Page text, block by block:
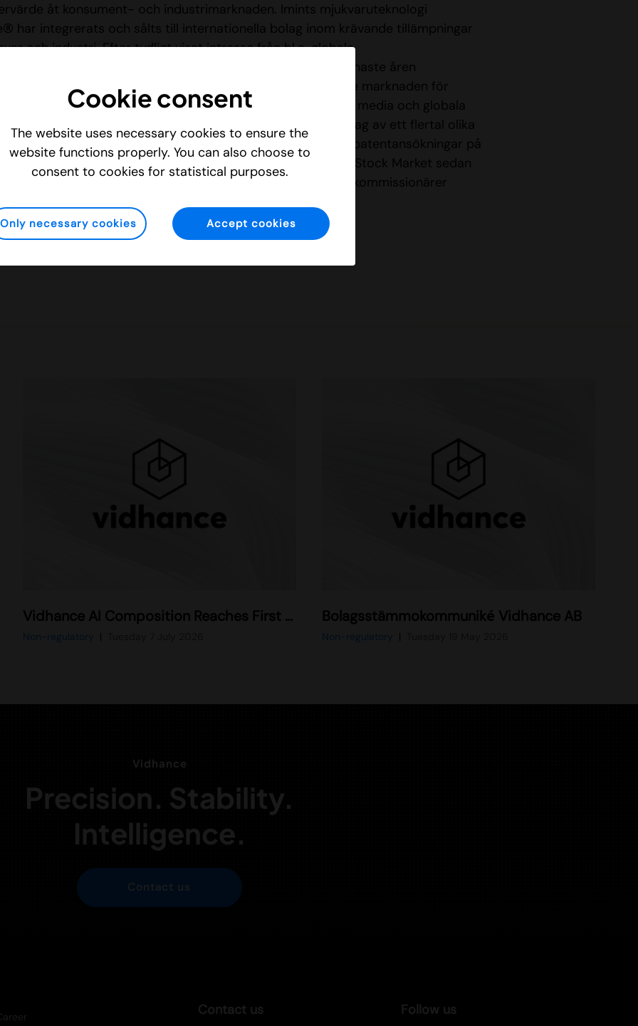
åt konsument- och industrimarknaden. Imints mjukvaruteknologi
har integrerats och sålts till internationella bolag inom krävande tillämpningar
och industri. Efter tydligt visat intresse från bl.a. globala
har Imints mjukvaruplattform, Vidhance, de senaste åren
och anpassats till att adressera den snabbt växande marknaden för
som inkluderar smartphonetillverkare, social- och online media och globala
samt andra mobila kameraprodukter. Vidhance består idag av ett flertal olika
funktioner, delvis patenterade och med ytterligare patentansökningar på
IMINT Image Intelligence AB:s aktie är noterad på Spotlight Stock Market sedan
under kortnamnet IMINT och handlas via banker och fondkommissionärer
Vidhance AI Composition Reaches First Commercial Release in Leading Smartphone
Non-regulatory
Bolagsstämmokommuniké Vidhance AB
Non-regulatory
Vidhance
Precision. Stability.
Intelligence.
Contact us
Contact us Follow us
Cookie consent
The website uses necessary cookies to ensure the
website functions properly. You can also choose to
consent to cookies for statistical purposes.
Only necessary cookies Accept cookies